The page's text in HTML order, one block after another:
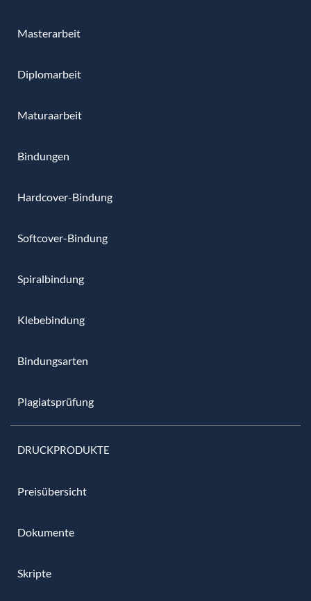
Masterarbeit
Diplomarbeit
Maturaarbeit
Bindungen
Hardcover-Bindung
Softcover-Bindung
Spiralbindung
Klebebindung
Bindungsarten
Plagiatsprüfung
DRUCKPRODUKTE
Preisübersicht
Dokumente
Skripte